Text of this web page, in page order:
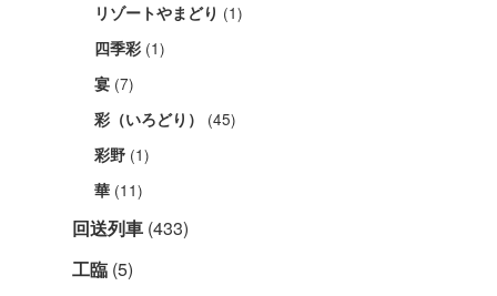
リゾートやまどり (1)
四季彩 (1)
宴 (7)
彩（いろどり） (45)
彩野 (1)
華 (11)
回送列車 (433)
工臨 (5)